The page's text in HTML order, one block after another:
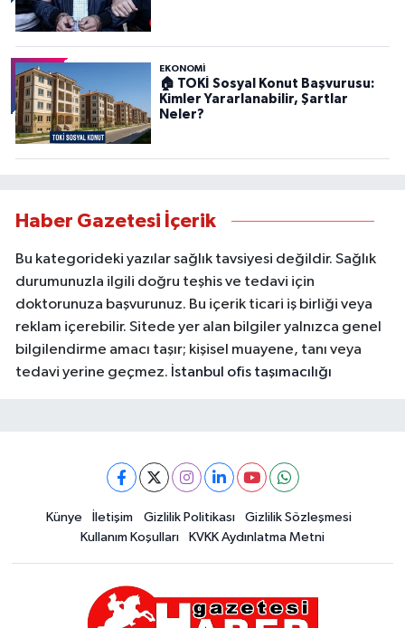
EKONOMİ
🏠 TOKİ Sosyal Konut Başvurusu:
Kimler Yararlanabilir, Şartlar
Neler?
Haber Gazetesi İçerik
Bu kategorideki yazılar sağlık tavsiyesi değildir. Sağlık
durumunuzla ilgili doğru teşhis ve tedavi için
doktorunuza başvurunuz. Bu içerik ticari iş birliği veya
reklam içerebilir. Sitede yer alan bilgiler yalnızca genel
bilgilendirme amacı taşır; kişisel muayene, tanı veya
tedavi yerine geçmez. İstanbul ofis taşımacılığı
Künye İletişim Gizlilik Politikası
Gizlilik Sözleşmesi
Kullanım Koşulları
KVKK Aydınlatma Metni